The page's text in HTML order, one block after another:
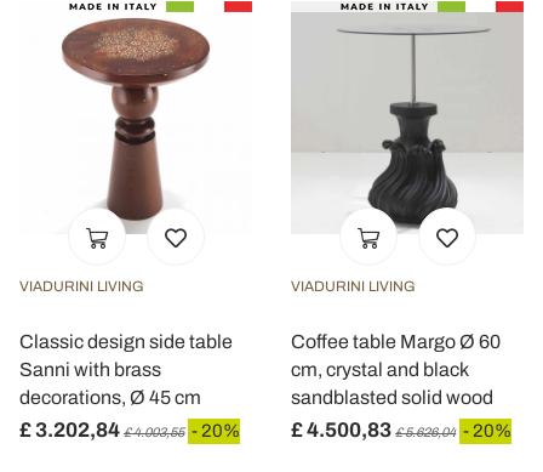
VIADURINI LIVING
Classic design side table
Sanni with brass
decorations, Ø 45 cm
£ 3.202,84 £ 4.003,55 - 20%
VIADURINI LIVING
Coffee table Margo Ø 60
cm, crystal and black
sandblasted solid wood
£ 4.500,83 £ 5.626,04 - 20%